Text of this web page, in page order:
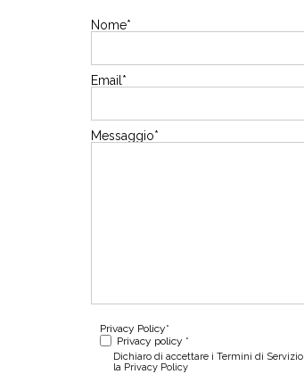
Nome*
Email *
Messaggio*
Privacy Policy*
Privacy policy *
Dichiaro di accettare i Termini di
la Privacy Policy